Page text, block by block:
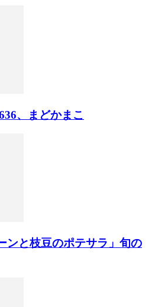
、まどかまこ
ンと枝豆のポテサラ」旬の